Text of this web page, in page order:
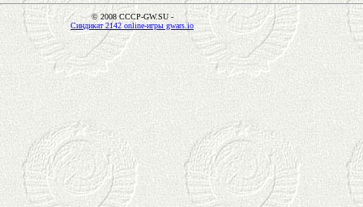
© 2008 CCCP-GW.SU -
Синдикат 2142 online-игры gwars.io